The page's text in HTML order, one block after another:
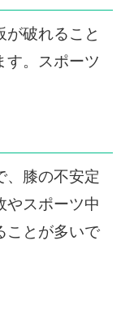
が破れること
す。スポーツ
、膝の不安定
やスポーツ中
ことが多いで